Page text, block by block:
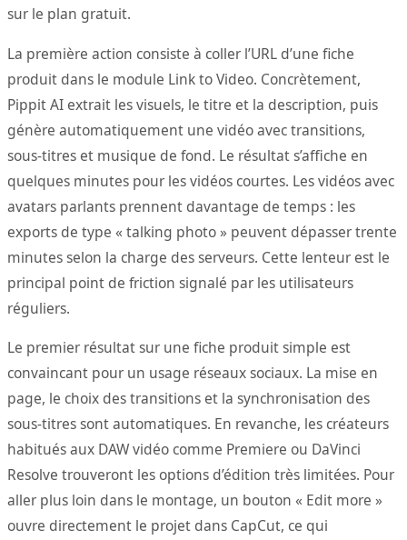
sur le plan gratuit.
La première action consiste à coller l’URL d’une fiche
produit dans le module Link to Video. Concrètement,
Pippit AI extrait les visuels, le titre et la description, puis
génère automatiquement une vidéo avec transitions,
sous-titres et musique de fond. Le résultat s’affiche en
quelques minutes pour les vidéos courtes. Les vidéos avec
avatars parlants prennent davantage de temps : les
exports de type « talking photo » peuvent dépasser trente
minutes selon la charge des serveurs. Cette lenteur est le
principal point de friction signalé par les utilisateurs
réguliers.
Le premier résultat sur une fiche produit simple est
convaincant pour un usage réseaux sociaux. La mise en
page, le choix des transitions et la synchronisation des
sous-titres sont automatiques. En revanche, les créateurs
habitués aux DAW vidéo comme Premiere ou DaVinci
Resolve trouveront les options d’édition très limitées. Pour
aller plus loin dans le montage, un bouton « Edit more »
ouvre directement le projet dans CapCut, ce qui